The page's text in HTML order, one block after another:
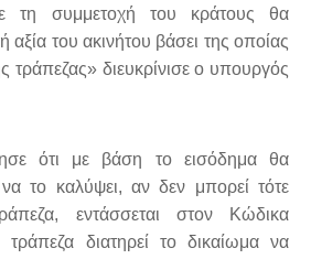
τη συμμετοχή του κράτους θα
αξία του ακινήτου βάσει της οποίας
τράπεζας» διευκρίνισε ο υπουργός
ότι με βάση το εισόδημα θα
το καλύψει, αν δεν μπορεί τότε
εντάσσεται στον Κώδικα
τράπεζα διατηρεί το δικαίωμα να